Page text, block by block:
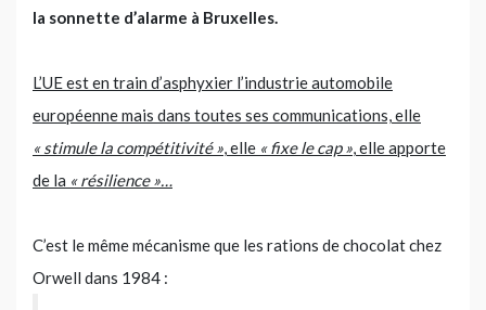
la sonnette d’alarme à Bruxelles.
L’UE est en train d’asphyxier l’industrie automobile
européenne mais dans toutes ses communications, elle
« stimule la compétitivité », elle « fixe le cap », elle apporte
de la « résilience »…
C’est le même mécanisme que les rations de chocolat chez
Orwell dans 1984 :